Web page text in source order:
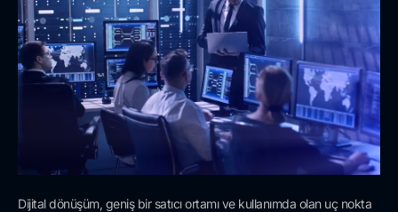
Dijital dönüşüm, geniş bir satıcı ortamı ve kullanımda olan uç nokta